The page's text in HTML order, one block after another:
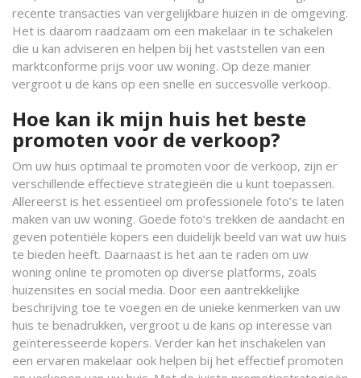
recente transacties van vergelijkbare huizen in de omgeving.
Het is daarom raadzaam om een makelaar in te schakelen
die u kan adviseren en helpen bij het vaststellen van een
marktconforme prijs voor uw woning. Op deze manier
vergroot u de kans op een snelle en succesvolle verkoop.
Hoe kan ik mijn huis het beste
promoten voor de verkoop?
Om uw huis optimaal te promoten voor de verkoop, zijn er
verschillende effectieve strategieën die u kunt toepassen.
Allereerst is het essentieel om professionele foto’s te laten
maken van uw woning. Goede foto’s trekken de aandacht en
geven potentiële kopers een duidelijk beeld van wat uw huis
te bieden heeft. Daarnaast is het aan te raden om uw
woning online te promoten op diverse platforms, zoals
huizensites en social media. Door een aantrekkelijke
beschrijving toe te voegen en de unieke kenmerken van uw
huis te benadrukken, vergroot u de kans op interesse van
geïnteresseerde kopers. Verder kan het inschakelen van
een ervaren makelaar ook helpen bij het effectief promoten